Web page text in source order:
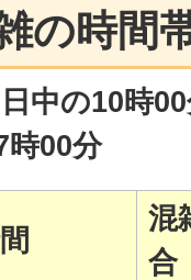
の時間
中の10時
時00分
混
合